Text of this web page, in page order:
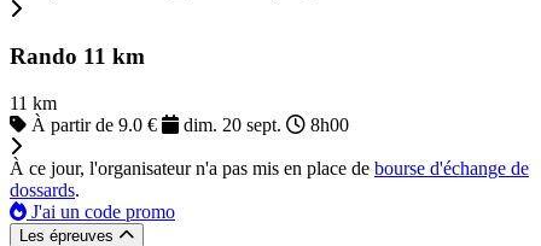
Rando 11 km
11 km
À partir de 9.0 €
dim. 20 sept. 8h00
À ce jour, l'organisateur n'a pas mis en place de bourse d'échange de
dossards.
J'ai un code promo
Les épreuves